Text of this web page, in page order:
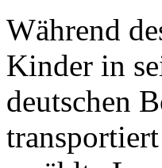
Während
Kinder in
deutschen